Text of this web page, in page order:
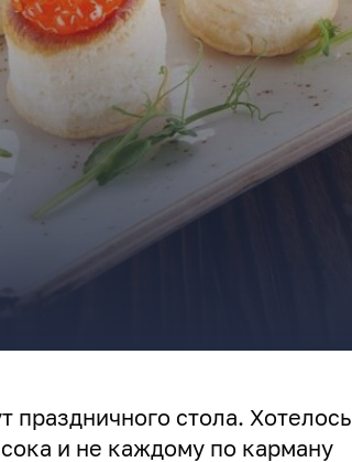
праздничного стола. Хотелось
и не каждому по карману